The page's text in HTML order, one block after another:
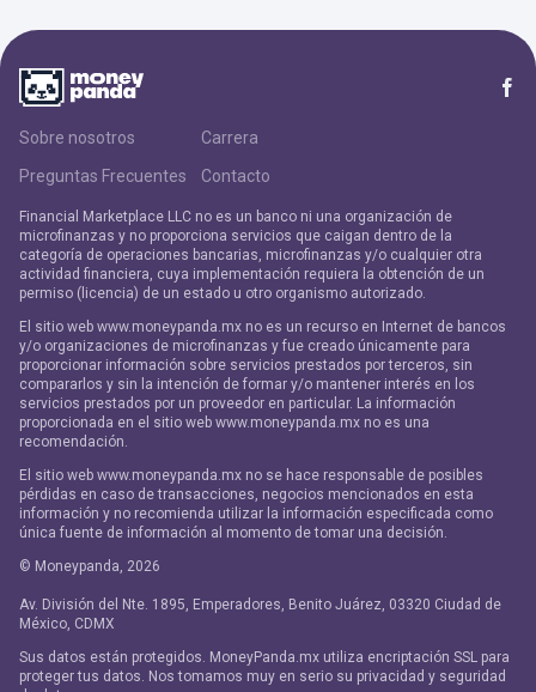
Sobre nosotros
Carrera
Preguntas Frecuentes
Contacto
Financial Marketplace LLC no es un banco ni una organización de
microfinanzas y no proporciona servicios que caigan dentro de la
categoría de operaciones bancarias, microfinanzas y/o cualquier otra
actividad financiera, cuya implementación requiera la obtención de un
permiso (licencia) de un estado u otro organismo autorizado.
El sitio web www.moneypanda.mx no es un recurso en Internet de bancos
y/o organizaciones de microfinanzas y fue creado únicamente para
proporcionar información sobre servicios prestados por terceros, sin
compararlos y sin la intención de formar y/o mantener interés en los
servicios prestados por un proveedor en particular. La información
proporcionada en el sitio web www.moneypanda.mx no es una
recomendación.
El sitio web www.moneypanda.mx no se hace responsable de posibles
pérdidas en caso de transacciones, negocios mencionados en esta
información y no recomienda utilizar la información especificada como
única fuente de información al momento de tomar una decisión.
© Moneypanda, 2026
Av. División del Nte. 1895, Emperadores, Benito Juárez, 03320 Ciudad de
México, CDMX
Sus datos están protegidos. MoneyPanda.mx utiliza encriptación SSL para
proteger tus datos. Nos tomamos muy en serio su privacidad y seguridad